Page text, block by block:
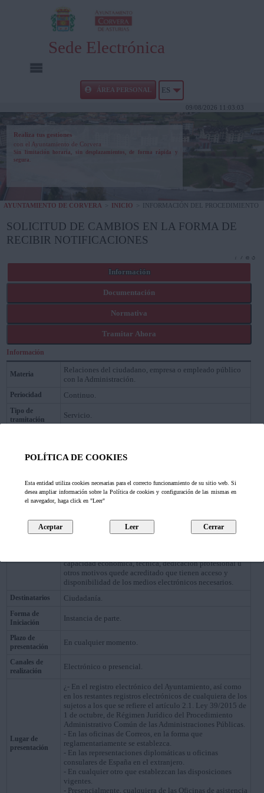
POLÍTICA DE COOKIES
Esta entidad utiliza cookies necesarias para el correcto funcionamiento de su sitio web. Si
desea ampliar información sobre la Política de cookies y configuración de las mismas en
el navegador, haga click en "Leer"
Sede Electrónica
INICIO
CARPETA CIUDADANA
AYUDA
ÁREA PERSONAL ES
09/08/2026 11:03:03
Realiza tus gestiones
con el Ayuntamiento de Corvera
Sin limitación horaria, sin desplazamientos, de forma rápida y
segura.
AYUNTAMIENTO DE CORVERA INICIO INFORMACIÓN DEL PROCEDIMIENTO
SOLICITUD DE CAMBIOS EN LA FORMA DE
RECIBIR NOTIFICACIONES
Información
Documentación
Normativa
Tramitar Ahora
Información
Materia
Relaciones del ciudadano, empresa o empleado público
con la Administración.
Periocidad Continuo.
Tipo de
tramitación
Servicio.
Descripción
Las personas interesadas que
mediante el presente formulario, que las notificaciones
sucesivas se practiquen o dejen de practicarse por medios
electrónicos.
Reglamentariamente, las Administraciones podrán
establecer la obligación de practicar electrónicamente las
capacidad económica, técnica, dedicación profesional u
otros motivos quede acreditado que tienen acceso y
disponibilidad de los medios electrónicos necesarios.
Destinatarios Ciudadanía.
Forma de
Iniciación
Instancia de parte.
Plazo de
presentación
En cualquier momento.
Canales de
realización
Electrónico o presencial.
Lugar de
presentación
¿- En el registro electrónico del Ayuntamiento, así como
en los restantes registros electrónicos de cualquiera de los
sujetos a los que se refiere el artículo 2.1. Ley 39/2015 de
1 de octubre, de Régimen Jurídico del Procedimiento
Administrativo Común de las Administraciones Públicas.
- En las oficinas de Correos, en la forma que
reglamentariamente se establezca.
- En las representaciones diplomáticas u oficinas
consulares de España en el extranjero.
- En cualquier otro que establezcan las disposiciones
vigentes.
- Presencialmente, cualquiera de las Oficinas de asistencia